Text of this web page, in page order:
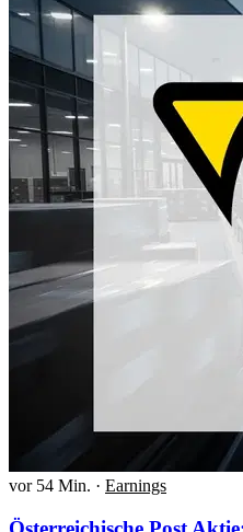
vor 54 Min. · Earnings